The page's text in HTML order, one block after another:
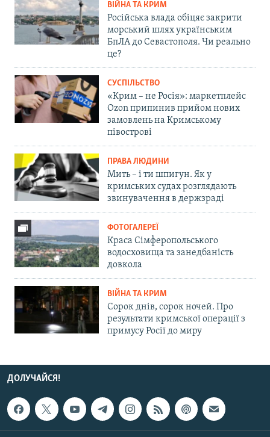
ВІЙНА ТА КРИМ
Російська влада обіцяє закрити
морський шлях українським
БпЛА до Севастополя. Чи реально
це?
СУСПІЛЬСТВО
«Крим – не Росія»: маркетплейс
Ozon припинив прийом нових
замовлень на Кримському
півострові
ПРАВА ЛЮДИНИ
Мить – і ти шпигун. Як у
кримських судах розглядають
звинувачення в держзраді
ФОТОГАЛЕРЕЇ
Краса Сімферопольського
водосховища та занедбаність
довкола
ВІЙНА ТА КРИМ
Сорок днів, сорок ночей. Про
результати кримської операції з
примусу Росії до миру
ДОЛУЧАЙСЯ!